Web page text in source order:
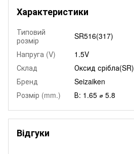
Характеристики
Типовий
розмір
SR516(317)
Напруга (V)
1.5V
Склад
Оксид срібла(SR)
Бренд
Seizaiken
Розмір (mm.)
В: 1.65 ⌀ 5.8
Відгуки